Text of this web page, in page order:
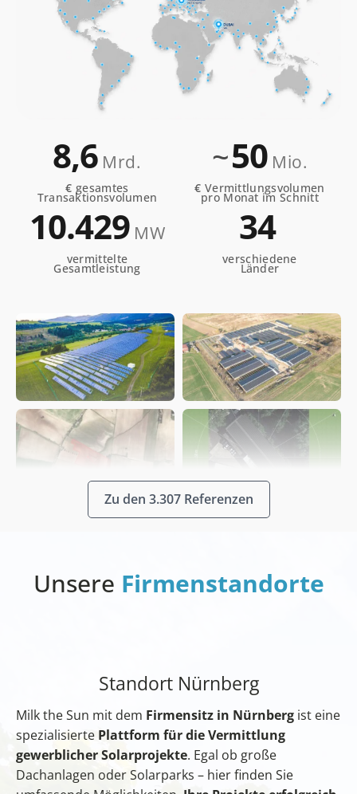
8,6 Mrd.
€ gesamtes
Transaktionsvolumen
~50 Mio.
€ Vermittlungsvolumen
pro Monat im Schnitt
10.432 MW
vermittelte
Gesamtleistung
34
verschiedene
Länder
Zu den 3.307 Referenzen
Unsere Firmenstandorte
Standort Nürnberg
Milk the Sun mit dem Firmensitz in Nürnberg ist eine
spezialisierte Plattform für die Vermittlung
gewerblicher Solarprojekte. Egal ob große
Dachanlagen oder Solarparks – hier finden Sie